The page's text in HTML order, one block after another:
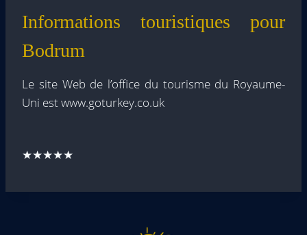
Informations touristiques pour
Bodrum
Le site Web de l’office du tourisme du Royaume-
Uni est www.goturkey.co.uk
★★★★★